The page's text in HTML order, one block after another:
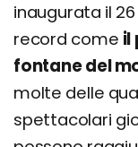
inaugurata il
record come il
fontane del
molte delle
spettacolari